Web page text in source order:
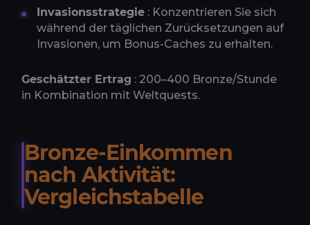
Invasionsstrategie : Konzentrieren Sie sich
während der täglichen Zurücksetzungen auf
Invasionen, um Bonus-Caches zu erhalten.
Geschätzter Ertrag : 200–400 Bronze/Stunde
in Kombination mit Weltquests.
Bronze-Einkommen
nach Aktivität:
Vergleichstabelle